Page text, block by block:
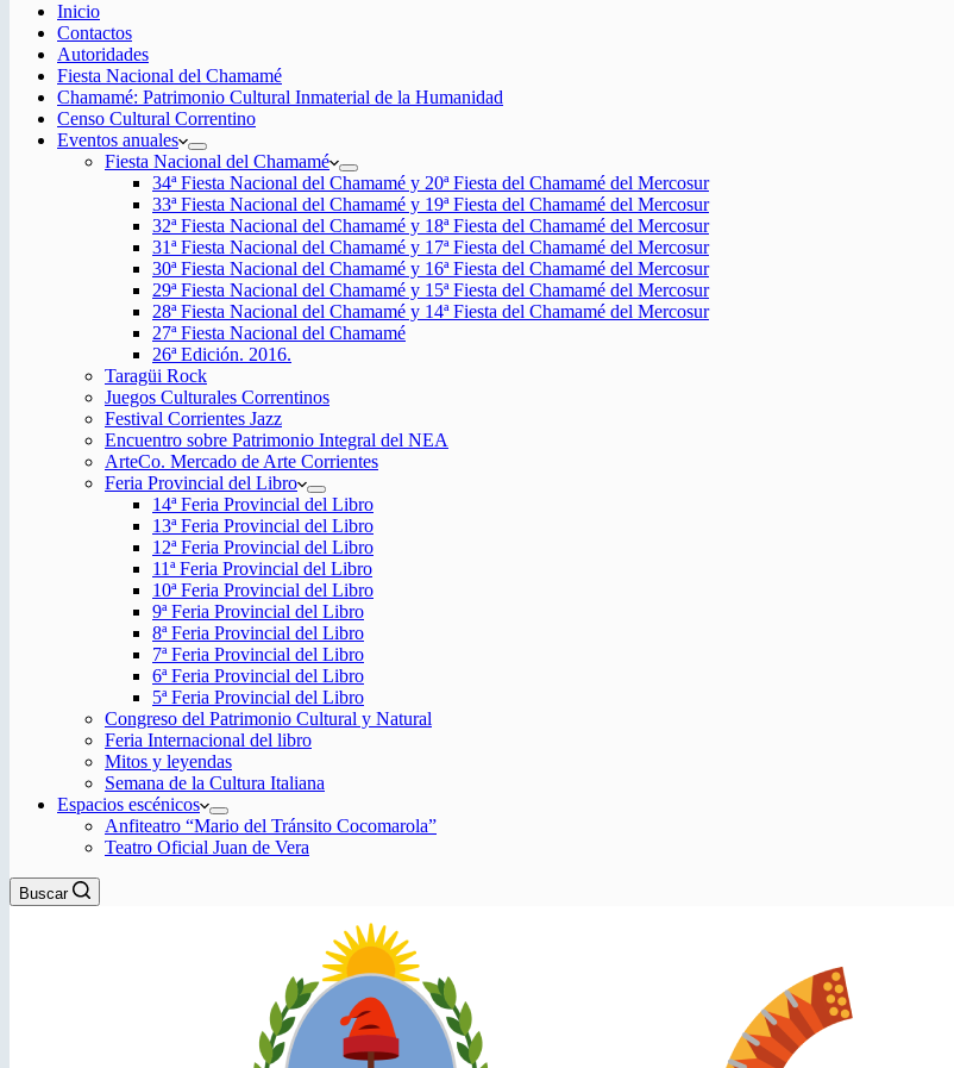
Inicio
Contactos
Autoridades
Fiesta Nacional del Chamamé
Chamamé: Patrimonio Cultural Inmaterial de la Humanidad
Censo Cultural Correntino
Eventos anuales
Fiesta Nacional del Chamamé
34ª Fiesta Nacional del Chamamé y 20ª Fiesta del Chamamé del Mercosur
33ª Fiesta Nacional del Chamamé y 19ª Fiesta del Chamamé del Mercosur
32ª Fiesta Nacional del Chamamé y 18ª Fiesta del Chamamé del Mercosur
31ª Fiesta Nacional del Chamamé y 17ª Fiesta del Chamamé del Mercosur
30ª Fiesta Nacional del Chamamé y 16ª Fiesta del Chamamé del Mercosur
29ª Fiesta Nacional del Chamamé y 15ª Fiesta del Chamamé del Mercosur
28ª Fiesta Nacional del Chamamé y 14ª Fiesta del Chamamé del Mercosur
27ª Fiesta Nacional del Chamamé
26ª Edición. 2016.
Taragüi Rock
Juegos Culturales Correntinos
Festival Corrientes Jazz
Encuentro sobre Patrimonio Integral del NEA
ArteCo. Mercado de Arte Corrientes
Feria Provincial del Libro
14ª Feria Provincial del Libro
13ª Feria Provincial del Libro
12ª Feria Provincial del Libro
11ª Feria Provincial del Libro
10ª Feria Provincial del Libro
9ª Feria Provincial del Libro
8ª Feria Provincial del Libro
7ª Feria Provincial del Libro
6ª Feria Provincial del Libro
5ª Feria Provincial del Libro
Congreso del Patrimonio Cultural y Natural
Feria Internacional del libro
Mitos y leyendas
Semana de la Cultura Italiana
Espacios escénicos
Anfiteatro “Mario del Tránsito Cocomarola”
Teatro Oficial Juan de Vera
Buscar